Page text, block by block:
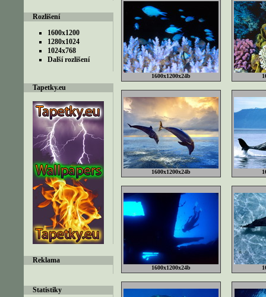
Rozlišení
1600x1200
1280x1024
1024x768
Další rozlišení
Tapetky.eu
Reklama
Statistiky
1600x1200x24b
1600x1200x24b
1600x1200x24b